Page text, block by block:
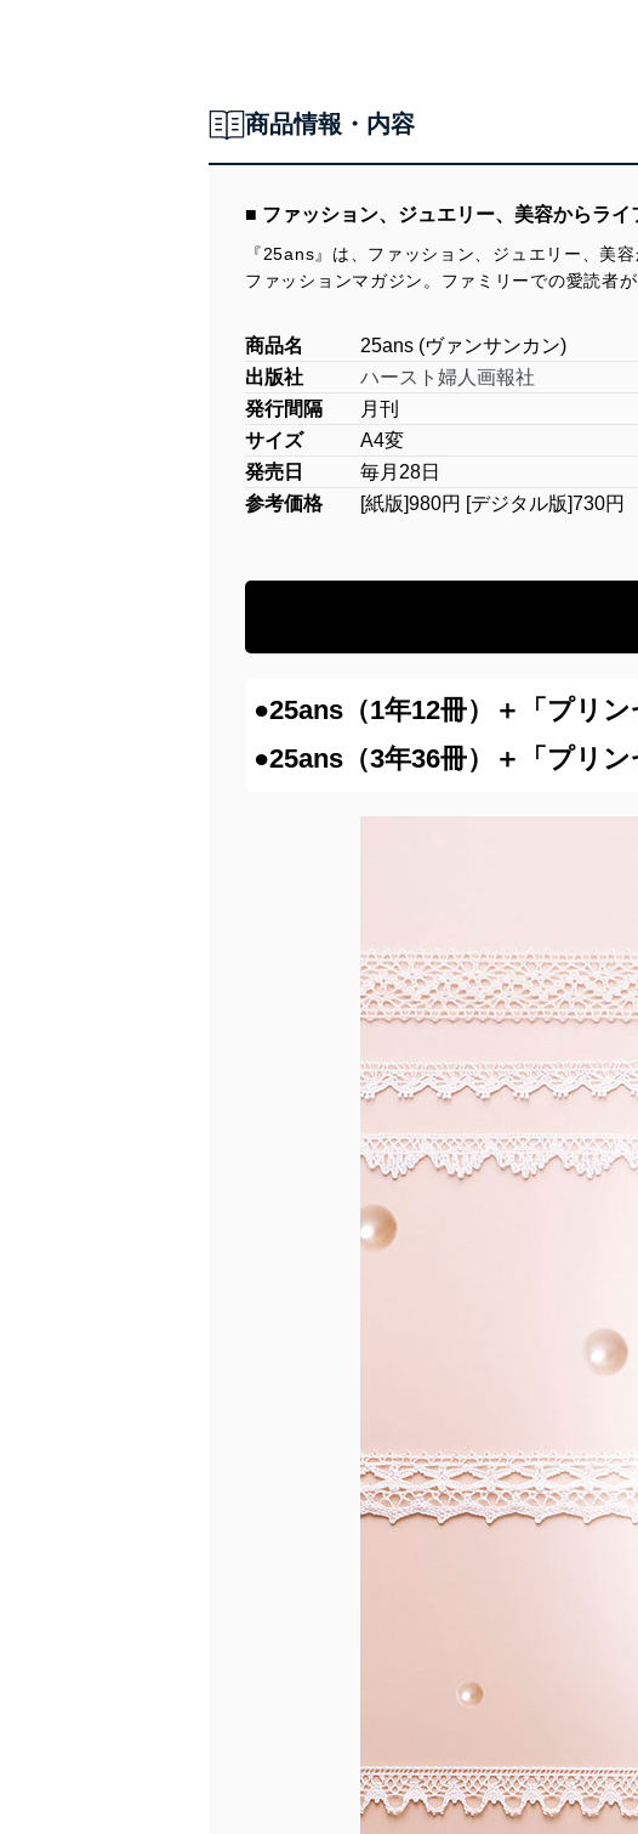
商品情報・内容
■ ファッション、ジュエリー、美容からラ
『25ans』は、ファッション、ジュエリー、美
ファッションマガジン。ファミリーでの愛読者が
商品名
25ans (ヴァンサンカン)
出版社
ハースト婦人画報社
発行間隔
月刊
サイズ
A4変
発売日
毎月28日
参考価格
[紙版]980円 [デジタル版]730円
●25ans（1年12冊）＋「プリ
●25ans（3年36冊）＋「プリ